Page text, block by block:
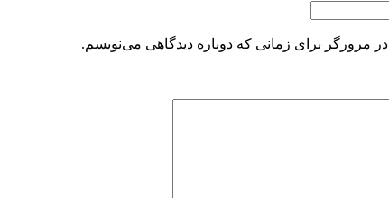
مرورگر برای زمانی که دوباره دیدگاهی می‌نویسم.